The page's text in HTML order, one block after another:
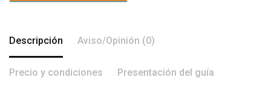
Descripción Aviso/Opinión (0)
Precio y condiciones Presentación del guía